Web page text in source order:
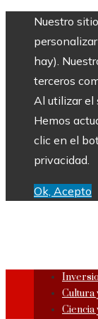
Nuestro
hay).
terceros
Al utilizar el
Hemos
clic en el
privacidad.
Ok, Acepto
Cultura
Ciencia